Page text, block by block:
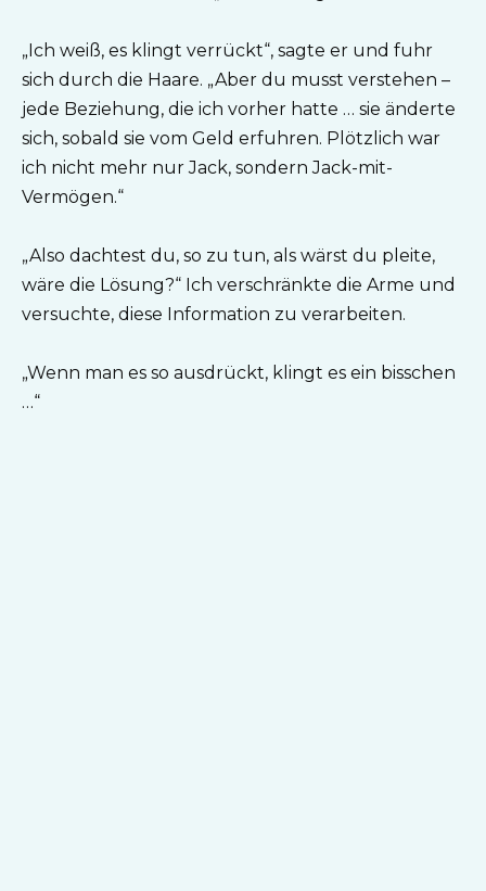
„Ich weiß, es klingt verrückt“, sagte er und fuhr
sich durch die Haare. „Aber du musst verstehen –
jede Beziehung, die ich vorher hatte … sie änderte
sich, sobald sie vom Geld erfuhren. Plötzlich war
ich nicht mehr nur Jack, sondern Jack-mit-
Vermögen.“
„Also dachtest du, so zu tun, als wärst du pleite,
wäre die Lösung?“ Ich verschränkte die Arme und
versuchte, diese Information zu verarbeiten.
„Wenn man es so ausdrückt, klingt es ein bisschen
…“